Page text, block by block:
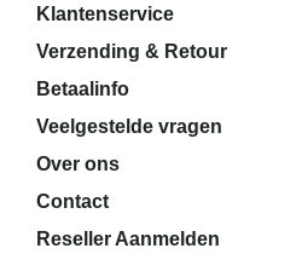
Klantenservice
Verzending & Retour
Betaalinfo
Veelgestelde vragen
Over ons
Contact
Reseller Aanmelden